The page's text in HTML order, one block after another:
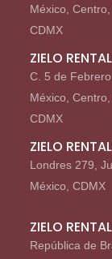
México,
CDMX
ZIELO
C. 5 de
México,
CDMX
ZIELO
Londres 279,
México, CDMX
ZIELO
República de